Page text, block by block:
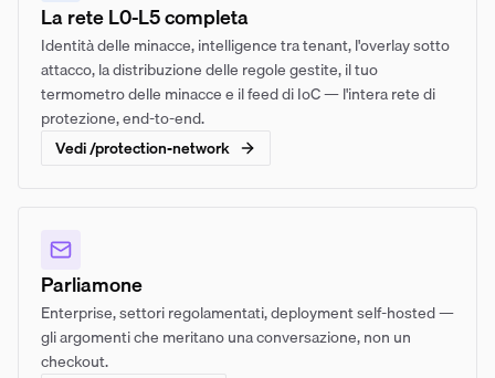
La rete L0-L5 completa
Identità delle minacce, intelligence tra tenant, l'overlay sotto
attacco, la distribuzione delle regole gestite, il tuo
termometro delle minacce e il feed di IoC — l'intera rete di
protezione, end-to-end.
Vedi /protection-network
Parliamone
Enterprise, settori regolamentati, deployment self-hosted —
gli argomenti che meritano una conversazione, non un
checkout.